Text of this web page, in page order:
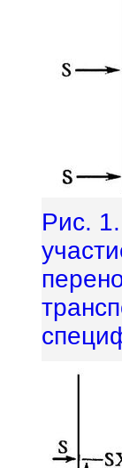
Рис.